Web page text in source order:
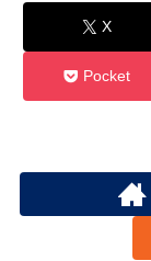
X
Pocket